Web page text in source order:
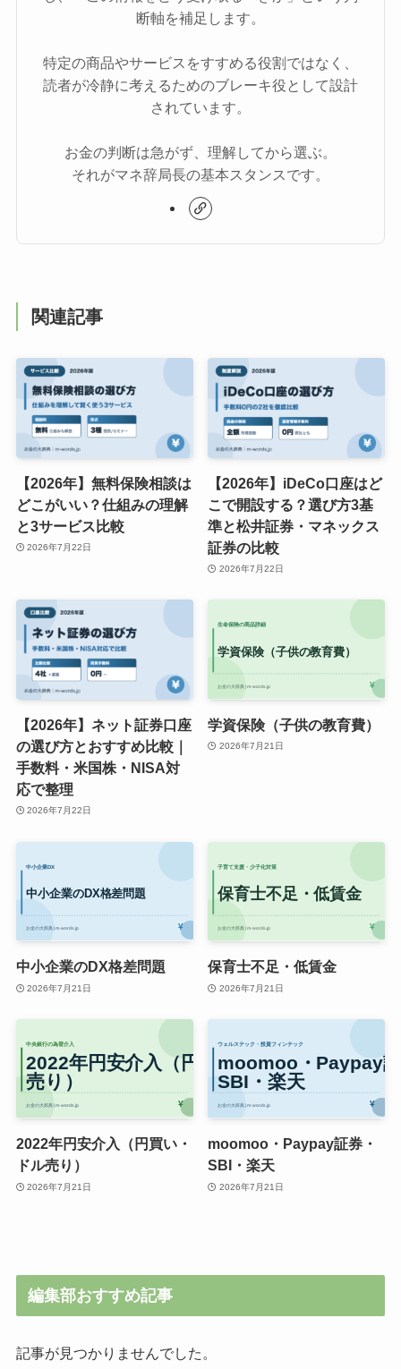
断軸を補足します。
特定の商品やサービスをすすめる役割ではなく、
読者が冷静に考えるためのブレーキ役として設計
されています。
お金の判断は急がず、理解してから選ぶ。
それがマネ辞局長の基本スタンスです。
関連記事
【2026年】無料保険相談は
どこがいい？仕組みの理解
と3サービス比較
2026年7月22日
【2026年】iDeCo口座はど
こで開設する？選び方3基
準と松井証券・マネックス
証券の比較
2026年7月22日
【2026年】ネット証券口座
の選び方とおすすめ比較｜
手数料・米国株・NISA対
応で整理
2026年7月22日
学資保険（子供の教育費）
2026年7月21日
中小企業のDX格差問題
2026年7月21日
保育士不足・低賃金
2026年7月21日
2022年円安介入（円買い・
ドル売り）
2026年7月21日
moomoo・Paypay証券・
SBI・楽天
2026年7月21日
編集部おすすめ記事
記事が見つかりませんでした。